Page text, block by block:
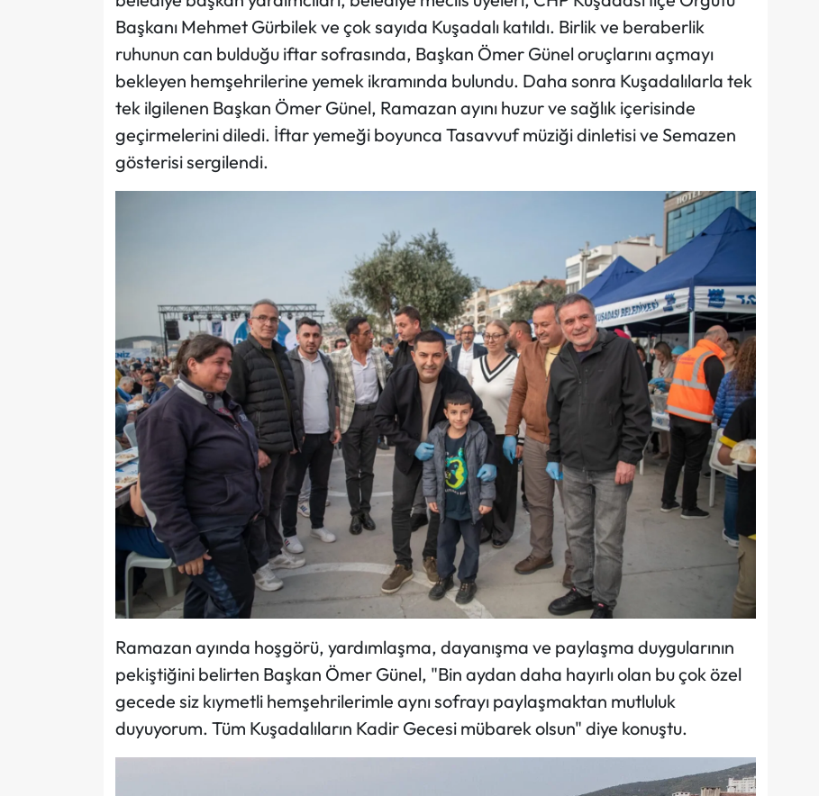
Başkanı Mehmet Gürbilek ve çok sayıda Kuşadalı katıldı. Birlik ve beraberlik
ruhunun can bulduğu iftar sofrasında, Başkan Ömer Günel oruçlarını açmayı
bekleyen hemşehrilerine yemek ikramında bulundu. Daha sonra Kuşadalılarla tek
tek ilgilenen Başkan Ömer Günel, Ramazan ayını huzur ve sağlık içerisinde
geçirmelerini diledi. İftar yemeği boyunca Tasavvuf müziği dinletisi ve Semazen
gösterisi sergilendi.
Ramazan ayında hoşgörü, yardımlaşma, dayanışma ve paylaşma duygularının
pekiştiğini belirten Başkan Ömer Günel, "Bin aydan daha hayırlı olan bu çok özel
gecede siz kıymetli hemşehrilerimle aynı sofrayı paylaşmaktan mutluluk
duyuyorum. Tüm Kuşadalıların Kadir Gecesi mübarek olsun" diye konuştu.